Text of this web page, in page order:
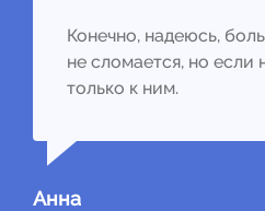
Конечно, надеюсь,
не сломается, но если
только к ним.
Анна